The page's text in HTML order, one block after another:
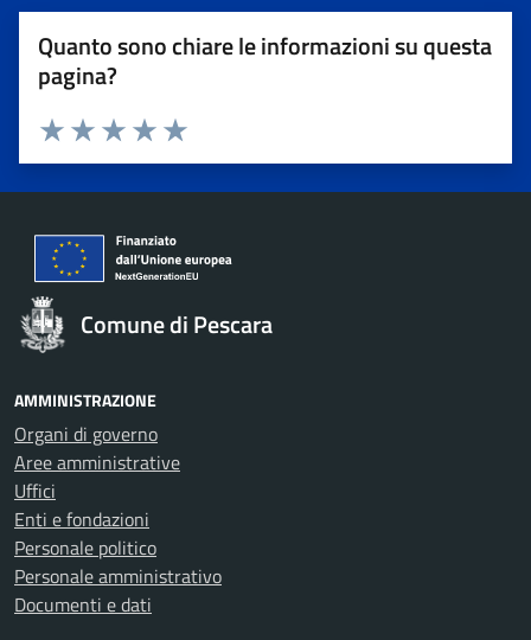
Quanto sono chiare le informazioni su questa
pagina?
Valuta 5 stelle su 5
Valuta 4 stelle su 5
Valuta 3 stelle su 5
Valuta 2 stelle su 5
Valuta 1 stelle su 5
Comune di Pescara
AMMINISTRAZIONE
Organi di governo
Aree amministrative
Uffici
Enti e fondazioni
Personale politico
Personale amministrativo
Documenti e dati